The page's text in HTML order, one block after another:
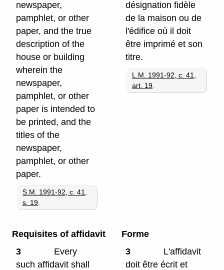
newspaper,
pamphlet, or other
paper, and the true
description of the
house or building
wherein the
newspaper,
pamphlet, or other
paper is intended to
be printed, and the
titles of the
newspaper,
pamphlet, or other
paper.
S.M. 1991-92, c. 41,
s. 19
désignation fidèle
de la maison ou de
l'édifice où il doit
être imprimé et son
titre.
L.M. 1991-92, c. 41,
art. 19
Requisites of affidavit
3
Every
such affidavit shall
Forme
3
L'affidavit
doit être écrit et